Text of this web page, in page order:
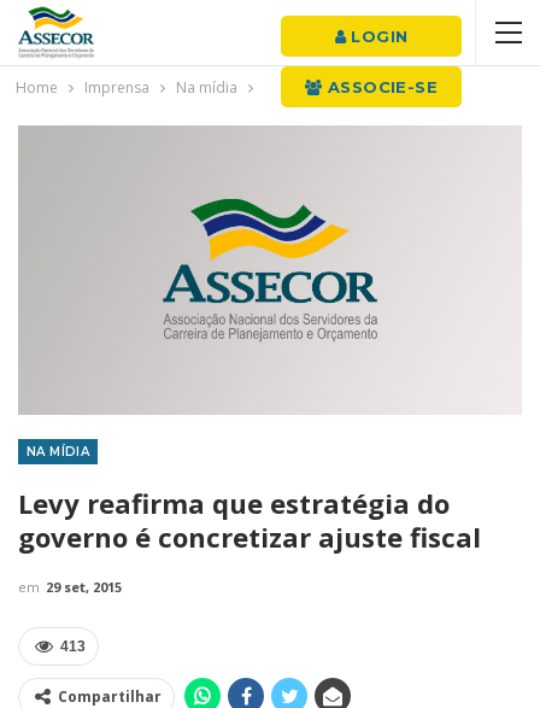
LOGIN
ASSOCIE-SE
Home Imprensa Na mídia
NA MÍDIA
Levy reafirma que estratégia do
governo é concretizar ajuste fiscal
em 29 set, 2015
413
Compartilhar